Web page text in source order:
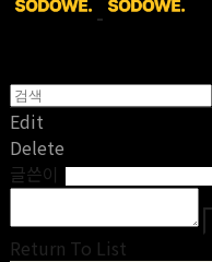
Edit
Delete
글쓴이
Return To List